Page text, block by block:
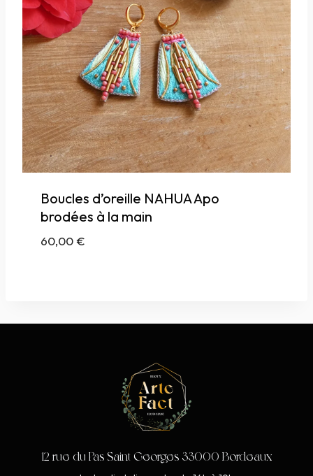
Boucles d’oreille NAHUA Apo
brodées à la main
60,00€
12 rue du Pas Saint Georges 33000 Bordeaux